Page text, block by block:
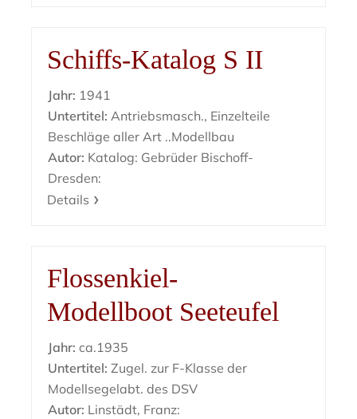
Schiffs-Katalog S II
Jahr: 1941
Untertitel: Antriebsmasch., Einzelteile
Beschläge aller Art ..Modellbau
Autor: Katalog: Gebrüder Bischoff-
Dresden:
Details
Flossenkiel-
Modellboot Seeteufel
Jahr: ca.1935
Untertitel: Zugel. zur F-Klasse der
Modellsegelabt. des DSV
Autor: Linstädt, Franz: